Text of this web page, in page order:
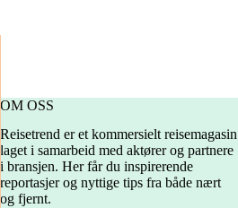
OM OSS
Reisetrend er et kommersielt reisemagasin
laget i samarbeid med aktører og partnere
i bransjen. Her får du inspirerende
reportasjer og nyttige tips fra både nært
og fjernt.